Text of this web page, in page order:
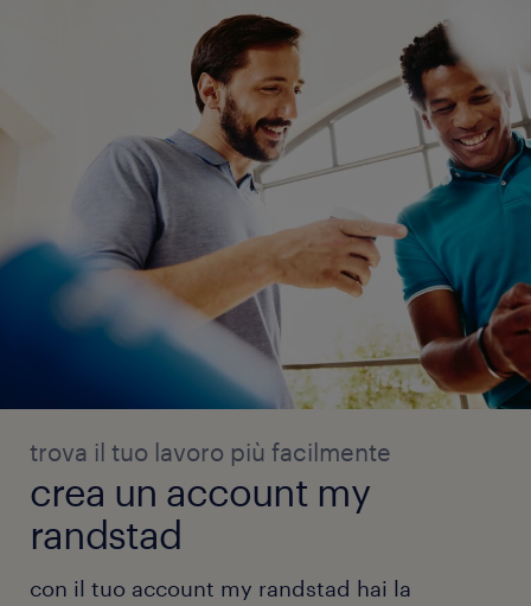
trova il tuo lavoro più facilmente
crea un account my
randstad
con il tuo account my randstad hai la